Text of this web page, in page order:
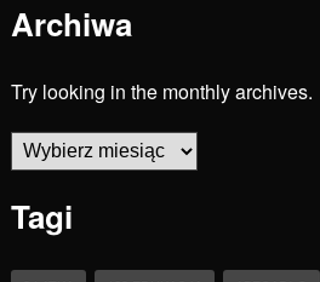
Archiwa
Try looking in the monthly archives.
Archiwa
Tagi